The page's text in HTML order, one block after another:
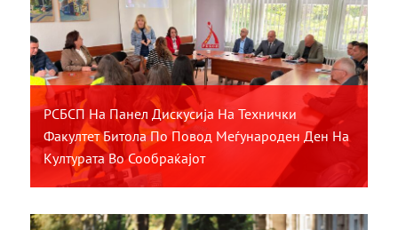
РСБСП На Панел Дискусија На Технички
Факултет Битола По Повод Меѓународен Ден На
Културата Во Сообраќајот